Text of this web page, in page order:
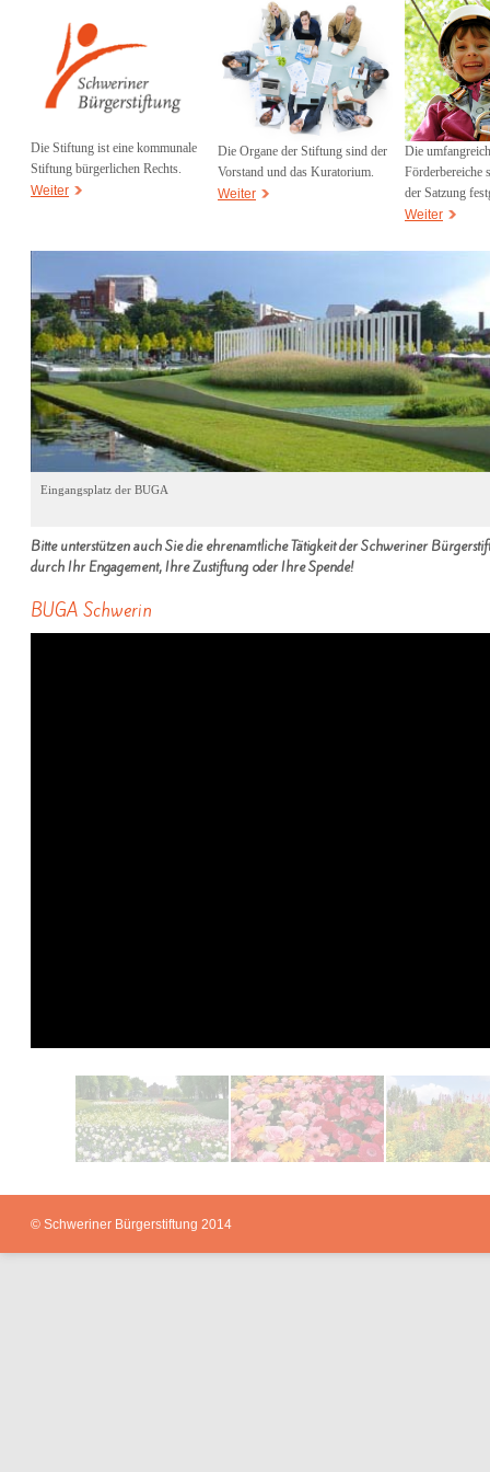
Die Stiftung ist eine kommunale
Stiftung bürgerlichen Rechts.
Weiter
Die Organe der Stiftung sind der
Vorstand und das Kuratorium.
Weiter
Die
Förderbereiche
der Satzung
Weiter
Eingangsplatz der BUGA
Bitte unterstützen auch Sie die ehrenamtliche Tätigkeit der Schweriner
durch Ihr Engagement, Ihre Zustiftung oder Ihre Spende!
BUGA Schwerin
© Schweriner Bürgerstiftung 2014